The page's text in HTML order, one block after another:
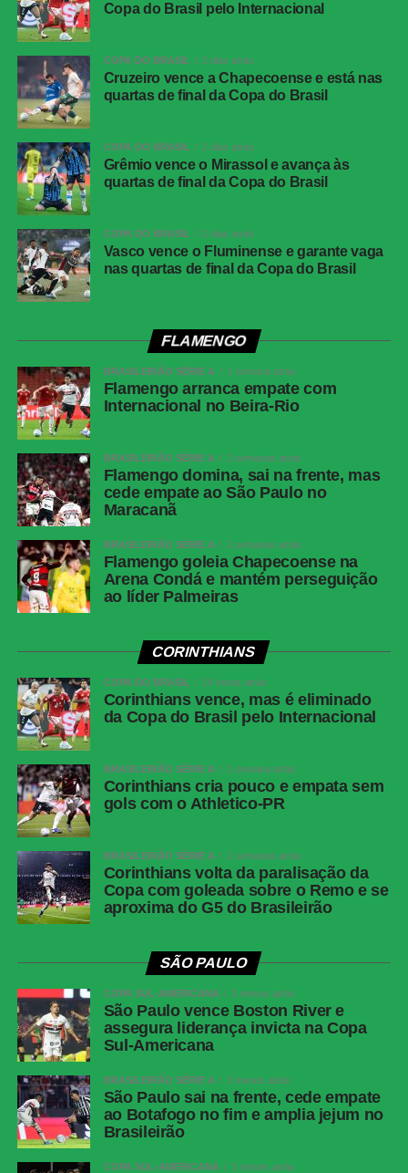
Técnico Franclim Carvalho
Vitória
Lucas Arcanjo; Jamerson, Cacá, Luan Cândido,
Ramon; Baralhas, Emmanuel Martínez
(Caique), Zé Vitor (Pochettino); Erick (Mateus
Técnico
Jair Ventura
COMENTE ABAIXO:
WhatsApp
Twitter
Messenger
LinkedIn
Share
Copa do Brasil pelo Internacional
COPA DO BRASIL 2 dias atrás
Cruzeiro vence a Chapecoense e está nas
quartas de final da Copa do Brasil
COPA DO BRASIL 2 dias atrás
Grêmio vence o Mirassol e avança às
quartas de final da Copa do Brasil
COPA DO BRASIL 2 dias atrás
Vasco vence o Fluminense e garante vaga
nas quartas de final da Copa do Brasil
FLAMENGO
BRASILEIRÃO SÉRIE A 1 semana atrás
Flamengo arranca empate com
Internacional no Beira-Rio
BRASILEIRÃO SÉRIE A 2 semanas atrás
Flamengo domina, sai na frente, mas
cede empate ao São Paulo no
Maracanã
BRASILEIRÃO SÉRIE A 2 semanas atrás
Flamengo goleia Chapecoense na
Arena Condá e mantém perseguição
ao líder Palmeiras
CORINTHIANS
COPA DO BRASIL 14 horas atrás
Corinthians vence, mas é eliminado
da Copa do Brasil pelo Internacional
BRASILEIRÃO SÉRIE A 1 semana atrás
Corinthians cria pouco e empata sem
gols com o Athletico-PR
BRASILEIRÃO SÉRIE A 2 semanas atrás
Corinthians volta da paralisação da
Copa com goleada sobre o Remo e se
aproxima do G5 do Brasileirão
SÃO PAULO
COPA SUL-AMERICANA 2 meses atrás
São Paulo vence Boston River e
assegura liderança invicta na Copa
Sul-Americana
BRASILEIRÃO SÉRIE A 3 meses atrás
São Paulo sai na frente, cede empate
ao Botafogo no fim e amplia jejum no
Brasileirão
COPA SUL-AMERICANA 3 meses atrás